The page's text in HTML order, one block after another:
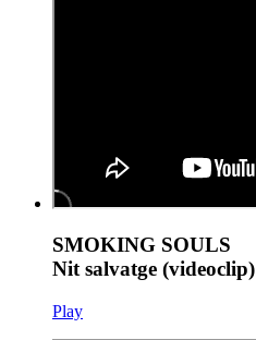
SMOKING SOULS
Nit salvatge (videoclip)
Play